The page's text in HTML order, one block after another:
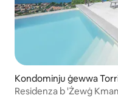
Kondominju ġewwa
Residenza b 'Żewġ